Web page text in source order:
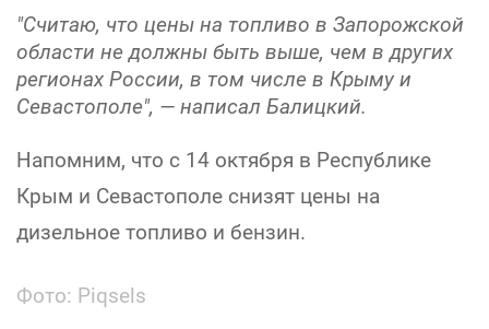
"Считаю, что цены на топливо в Запорожской
области не должны быть выше, чем в других
регионах России, в том числе в Крыму и
Севастополе", — написал Балицкий.
Напомним, что с 14 октября в Республике
Крым и Севастополе снизят цены на
дизельное топливо и бензин.
Фото: Piqsels